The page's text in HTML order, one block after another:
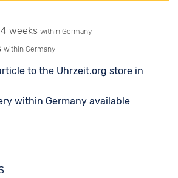
weeks within Germany
within Germany
to the Uhrzeit.org store in
within Germany available